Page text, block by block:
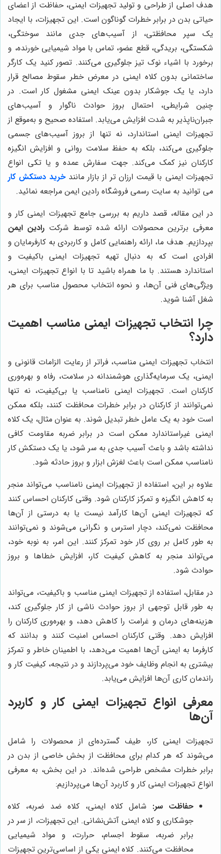
هدف اصلی از طراحی و تولید تجهیزات ایمنی، حفاظت از اعضای
حیاتی بدن در برابر خطرات گوناگون است. این تجهیزات، با ایجاد
یک سپر محافظتی، از آسیب‌های جدی مانند سوختگی،
شکستگی، بریدگی، قطع عضو، تماس با مواد شیمیایی خورنده، و
برخورد با اشیاء نوک تیز جلوگیری می‌کنند. تصور کنید یک کارگر
ساختمانی بدون کلاه ایمنی در معرض خطر سقوط مصالح قرار
دارد، یا یک جوشکار بدون عینک ایمنی مشغول کار است. در
چنین شرایطی، احتمال بروز حوادث ناگوار و آسیب‌های
جبران‌ناپذیر به شدت افزایش می‌یابد. استفاده صحیح و به‌موقع از
تجهیزات ایمنی استاندارد، نه تنها از بروز آسیب‌های جسمی
جلوگیری می‌کند، بلکه به حفظ سلامت روانی و افزایش انگیزه
کارکنان نیز کمک می‌کند. جهت سفارش عمده و یا تکی انواع
تجهیزات ایمنی با قیمت ارزان تر از بازار مانندخرید دستکش کار
می توانید به سایت رسمی فروشگاه رادین ایمن مراجعه نمائید.
در این مقاله، قصد داریم به بررسی جامع تجهیزات ایمنی کار و
معرفی برترین محصولات ارائه شده توسط شرکترادین ایمن
بپردازیم. هدف ما، ارائه راهنمایی کامل و کاربردی به کارفرمایان و
افرادی است که به دنبال تهیه تجهیزات ایمنی باکیفیت و
استاندارد هستند. با ما همراه باشید تا با انواع تجهیزات ایمنی،
ویژگی‌های فنی آن‌ها، و نحوه انتخاب محصول مناسب برای هر
شغل آشنا شوید.
چرا انتخاب تجهیزات ایمنی مناسب اهمیت
دارد؟
انتخاب تجهیزات ایمنی مناسب، فراتر از رعایت الزامات قانونی و
ایمنی، یک سرمایه‌گذاری هوشمندانه در سلامت، رفاه و بهره‌وری
کارکنان است. تجهیزات ایمنی نامناسب یا بی‌کیفیت، نه تنها
نمی‌توانند از کارکنان در برابر خطرات محافظت کنند، بلکه ممکن
است خود به یک عامل خطر تبدیل شوند. به عنوان مثال، یک کلاه
ایمنی غیراستاندارد ممکن است در برابر ضربه مقاومت کافی
نداشته باشد و باعث آسیب جدی به سر شود، یا یک دستکش کار
نامناسب ممکن است باعث لغزش ابزار و بروز حادثه شود.
علاوه بر این، استفاده از تجهیزات ایمنی نامناسب می‌تواند منجر
به کاهش انگیزه و تمرکز کارکنان شود. وقتی کارکنان احساس کنند
که تجهیزات ایمنی آن‌ها کارآمد نیست یا به درستی از آن‌ها
محافظت نمی‌کند، دچار استرس و نگرانی می‌شوند و نمی‌توانند
به طور کامل بر روی کار خود تمرکز کنند. این امر، به نوبه خود،
می‌تواند منجر به کاهش کیفیت کار، افزایش خطاها و بروز
حوادث شود.
در مقابل، استفاده از تجهیزات ایمنی مناسب و باکیفیت، می‌تواند
به طور قابل توجهی از بروز حوادث ناشی از کار جلوگیری کند،
هزینه‌های درمان و غرامت را کاهش دهد، و بهره‌وری کارکنان را
افزایش دهد. وقتی کارکنان احساس امنیت کنند و بدانند که
کارفرما به ایمنی آن‌ها اهمیت می‌دهد، با اطمینان خاطر و تمرکز
بیشتری به انجام وظایف خود می‌پردازند و در نتیجه، کیفیت کار و
راندمان کاری آن‌ها افزایش می‌یابد.
معرفی انواع تجهیزات ایمنی کار و کاربرد
آن‌ها
تجهیزات ایمنی کار، طیف گسترده‌ای از محصولات را شامل
می‌شوند که هر کدام برای محافظت از بخش خاصی از بدن در
برابر خطرات مشخص طراحی شده‌اند. در این بخش، به معرفی
انواع تجهیزات ایمنی کار و کاربرد آن‌ها می‌پردازیم:
حفاظت سر: شامل کلاه ایمنی، کلاه ضد ضربه، کلاه
جوشکاری و کلاه ایمنی آتش‌نشانی. این تجهیزات، از سر در
برابر ضربه، سقوط اجسام، حرارت، و مواد شیمیایی
محافظت می‌کنند. کلاه ایمنی یکی از اساسی‌ترین تجهیزات